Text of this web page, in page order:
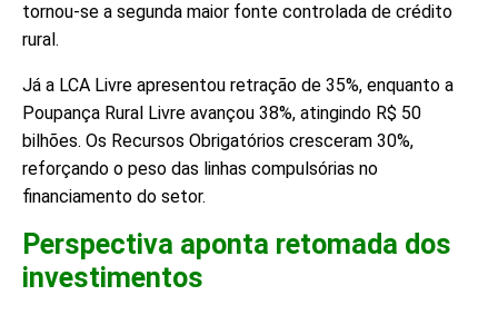
tornou-se a segunda maior fonte controlada de crédito
rural.
Já a LCA Livre apresentou retração de 35%, enquanto a
Poupança Rural Livre avançou 38%, atingindo R$ 50
bilhões. Os Recursos Obrigatórios cresceram 30%,
reforçando o peso das linhas compulsórias no
financiamento do setor.
Perspectiva aponta retomada dos
investimentos